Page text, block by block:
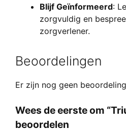
Blijf Geïnformeerd:
zorgvuldig en
zorgverlener.
Beoordelingen
Er zijn nog geen
Wees de eerste om
beoordelen